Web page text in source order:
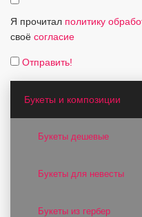
Я прочитал политику
своё согласие
Отправить!
Букеты и композиции
Букеты дешевые
Букеты для невесты
Букеты из гербер